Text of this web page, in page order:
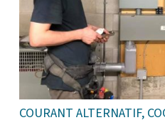
COURANT ALTERNATIF,